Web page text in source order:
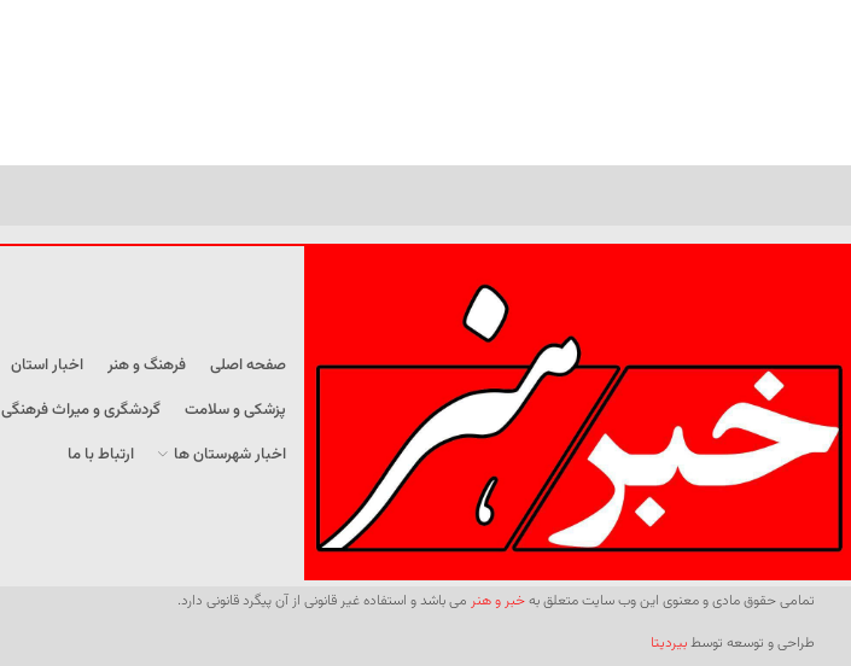
صفحه اصلی فرهنگ و هنر اخبار استان
پزشکی و سلامت
گردشگری و میراث فرهنگی
اخبار شهرستان ها
ارتباط با ما
تمامی حقوق مادی و معنوی این وب سایت متعلق بهخبر و هنر می باشد و استفاده غیر قانونی از آن پیگرد قانونی دارد.
طراحی و توسعه توسطبیردیتا